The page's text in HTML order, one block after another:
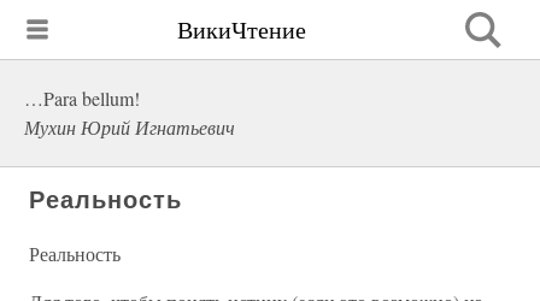
ВикиЧтение
…Para bellum!
Мухин Юрий Игнатьевич
Реальность
Реальность